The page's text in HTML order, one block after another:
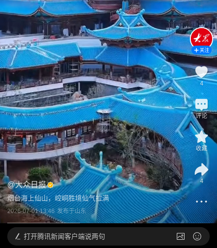
@大众日报
烟台海上仙山，崆峒胜境仙气拉满
2026-07-01 13:46 发布于山东
关注
4
评论
收藏
4
打开腾讯新闻客户端说两句